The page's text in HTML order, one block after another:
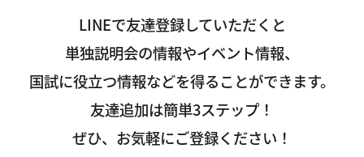
LINEで友達登録していただくと
単独説明会の情報やイベント情報、
国試に役立つ情報などを得ることができます。
友達追加は簡単3ステップ！
ぜひ、お気軽にご登録ください！